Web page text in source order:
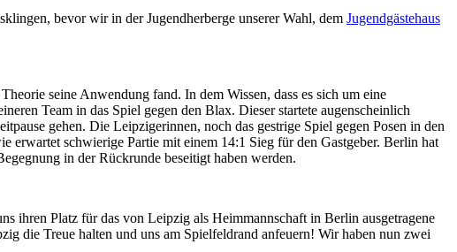
bevor wir in der Jugendherberge unserer Wahl, dem Jugendgästehaus
seine Anwendung fand. In dem Wissen, dass es sich um eine
Team in das Spiel gegen den Blax. Dieser startete augenscheinlich
gehen. Die Leipzigerinnen, noch das gestrige Spiel gegen Posen in den
erwartet schwierige Partie mit einem 14:1 Sieg für den Gastgeber. Berlin hat
in der Rückrunde beseitigt haben werden.
ihren Platz für das von Leipzig als Heimmannschaft in Berlin ausgetragene
die Treue halten und uns am Spielfeldrand anfeuern! Wir haben nun zwei